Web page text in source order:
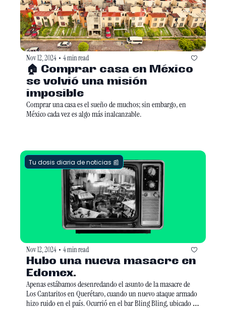
Nov 12, 2024 • 4 min read
🏠 Comprar casa en México
se volvió una misión
imposible
Comprar una casa es el sueño de muchos; sin embargo, en
México cada vez es algo más inalcanzable.
Tu dosis diaria de noticias 📰
Nov 12, 2024 • 4 min read
Hubo una nueva masacre en
Edomex.
Apenas estábamos desenredando el asunto de la masacre de
Los Cantaritos en Querétaro, cuando un nuevo ataque armado
hizo ruido en el país. Ocurrió en el bar Bling Bling, ubicado en